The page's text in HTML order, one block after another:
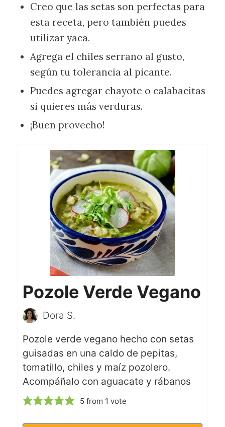
Creo que las setas son perfectas para
esta receta, pero también puedes
utilizar yaca.
Agrega el chiles serrano al gusto,
según tu tolerancia al picante.
Puedes agregar chayote o calabacitas
si quieres más verduras.
¡Buen provecho!
Pozole Verde Vegano
Dora S.
Pozole verde vegano hecho con setas
guisadas en una caldo de pepitas,
tomatillo, chiles y maíz pozolero.
Acompáñalo con aguacate y rábanos
5 from 1 vote